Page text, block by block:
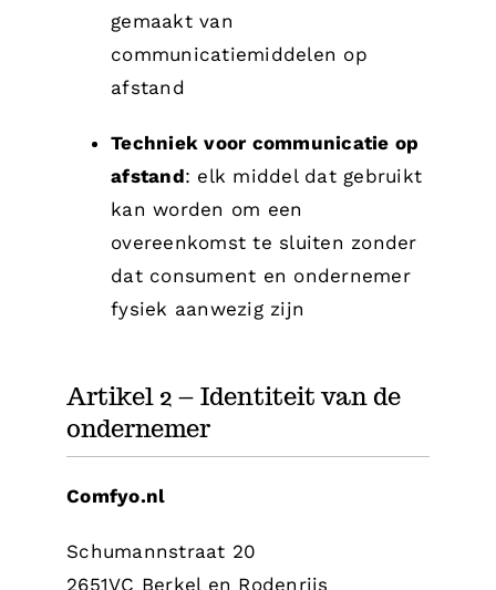
gemaakt van
communicatiemiddelen op
afstand
Techniek voor communicatie op
afstand: elk middel dat gebruikt
kan worden om een
overeenkomst te sluiten zonder
dat consument en ondernemer
fysiek aanwezig zijn
Artikel 2 – Identiteit van de
ondernemer
Comfyo.nl
Schumannstraat 20
2651VC Berkel en Rodenrijs